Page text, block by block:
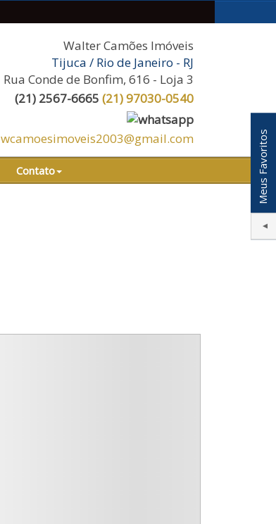
Walter Camões Imóveis
Tijuca / Rio de Janeiro - RJ
Rua Conde de Bonfim, 616 - Loja 3
(21) 2567-6665 (21)97030-0540
wcamoesimoveis2003@gmail.com
Contato Meus Favoritos